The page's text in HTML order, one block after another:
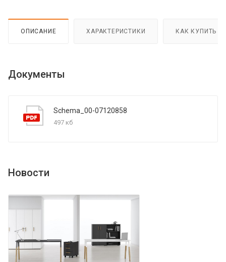
ОПИСАНИЕ ХАРАКТЕРИСТИКИ КАК КУПИТЬ
Документы
Schema_00-07120858
497 кб
Новости